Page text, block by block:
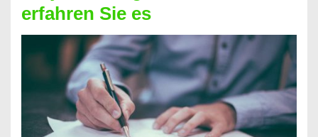
nicht
nur
für
Handy
möglich!
erfahren Sie es